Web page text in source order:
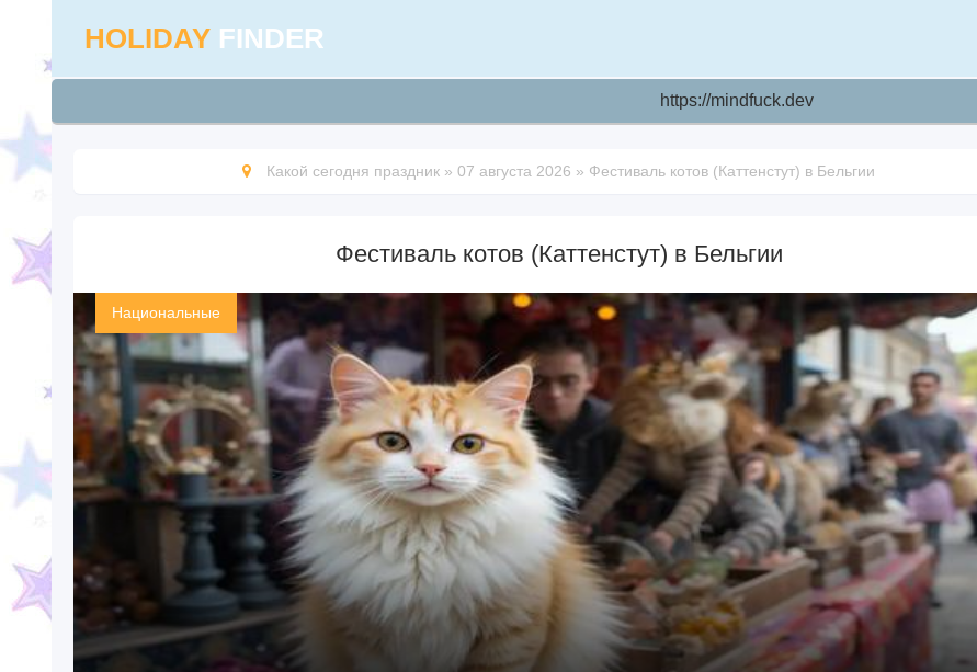
HOLIDAY FINDER
https://mindfuck.dev
Какой сегодня праздник » 07 августа 2026 » Фестиваль котов (Каттенстут) в Бельгии
Фестиваль котов (Каттенстут) в Бельгии
Национальные